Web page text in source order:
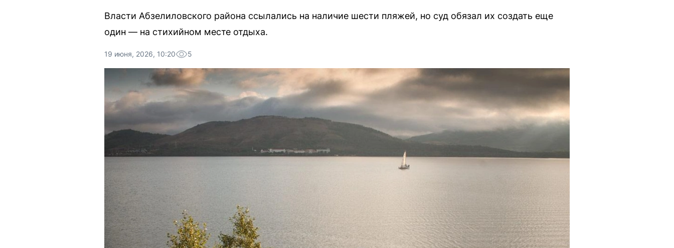
Власти Абзелиловского района ссылались на наличие шести пляжей, но суд обязал их создать еще
один — на стихийном месте отдыха.
19 июня, 2026, 10:20 5